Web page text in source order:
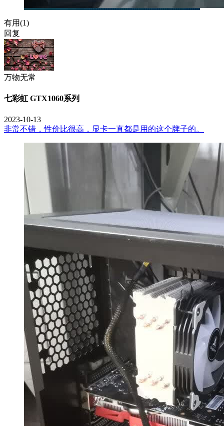
有用(1)
回复
万物无常
七彩虹 GTX1060系列
2023-10-13
非常不错，性价比很高，显卡一直都是用的这个牌子的。